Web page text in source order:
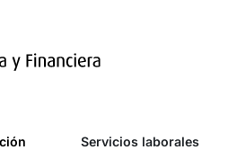
Servicios laborales